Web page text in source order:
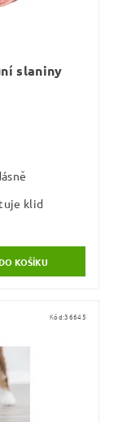
slaniny
klid
Kód:36645